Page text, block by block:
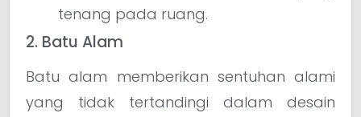
tenang pada ruang.
2. Batu Alam
Batu alam memberikan sentuhan alami
yang tidak tertandingi dalam desain